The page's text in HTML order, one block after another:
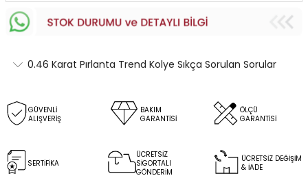
0.46 Karat Pırlanta Trend Kolye Sıkça Sorulan Sorular
GÜVENLİ
ALIŞVERİŞ
BAKIM
GARANTİSİ
ÖLÇÜ
GARANTİSİ
SERTİFİKA
ÜCRETSİZ
SİGORTALI
GÖNDERİM
ÜCRETSİZ DEĞİŞİM
& İADE